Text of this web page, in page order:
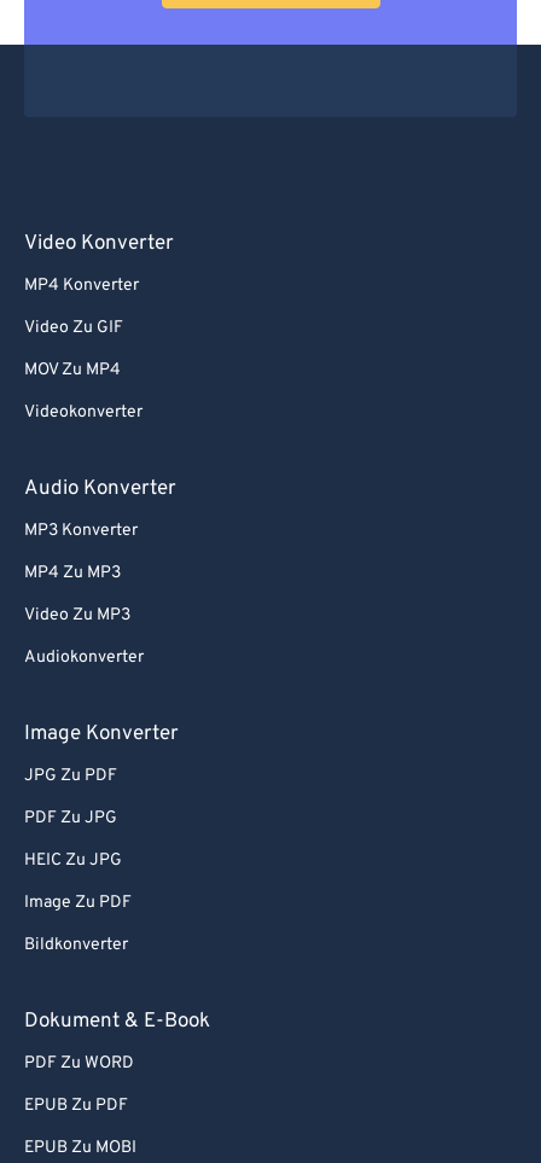
Video Konverter
MP4 Konverter
Video Zu GIF
MOV Zu MP4
Videokonverter
Audio Konverter
MP3 Konverter
MP4 Zu MP3
Video Zu MP3
Audiokonverter
Image Konverter
JPG Zu PDF
PDF Zu JPG
HEIC Zu JPG
Image Zu PDF
Bildkonverter
Dokument & E-Book
PDF Zu WORD
EPUB Zu PDF
EPUB Zu MOBI